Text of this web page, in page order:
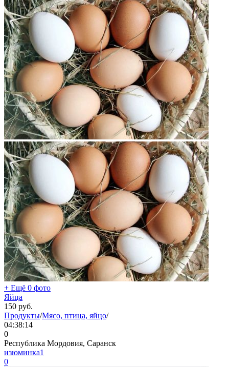
+ Ещё 0 фото
Яйца
150 руб.
Продукты/Мясо, птица, яйцо/
04:38:14
0
Республика Мордовия, Саранск
изюминка1
0